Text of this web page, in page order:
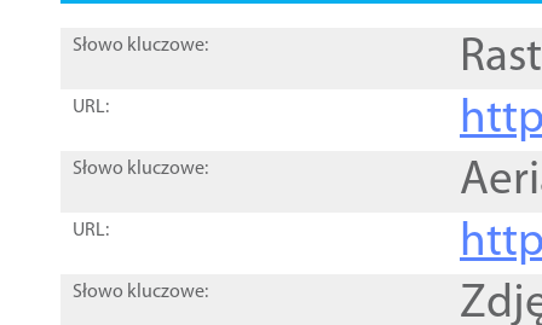
Słowo kluczowe:
URL:
Słowo kluczowe:
URL:
Słowo kluczowe: